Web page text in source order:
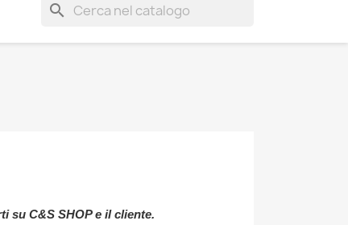
search
su C&S SHOP e il cliente.